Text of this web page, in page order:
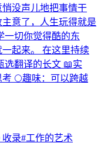
没声儿地把事情干
意了，人生玩得就是
一切你觉得酷的东
起来。 在这里持续
选翻译的长文 📖实
🌕趣味：可以跨越
收录#工作的艺术